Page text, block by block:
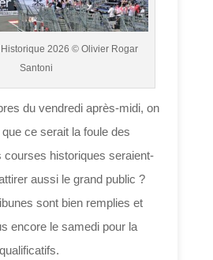
2026 © Olivier Rogar
Santoni
du vendredi après-midi, on
ce serait la foule des
courses historiques seraient-
aussi le grand public ?
sont bien remplies et
encore le samedi pour la